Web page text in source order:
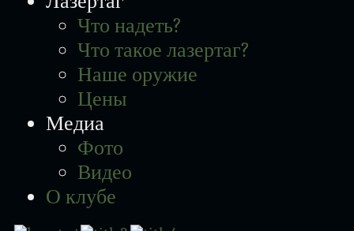
Что надеть?
Что такое лазертаг?
Наше оружие
Цены
Медиа
Фото
Видео
О клубе